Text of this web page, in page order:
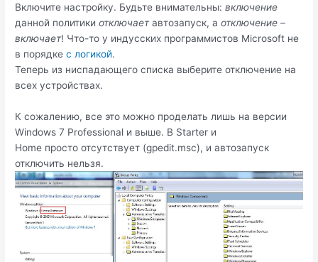
Включите настройку. Будьте внимательны:включение
данной политикиотключает автозапуск, аотключение –
включает! Что-то у индусских программистов Microsoft не
в порядкес логикой.
Теперь из ниспадающего списка выберите отключение на
всех устройствах.
К сожалению, все это можно проделать лишь на версии
Windows 7 Professional и выше. В Starter и
Home просто отсутствует (gpedit.msc), и автозапуск
отключить нельзя.